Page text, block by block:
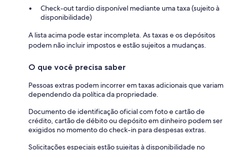
Check-out tardio disponível mediante uma taxa (sujeito à
disponibilidade)
A lista acima pode estar incompleta. As taxas e os depósitos
podem não incluir impostos e estão sujeitos a mudanças.
O que você precisa saber
Pessoas extras podem incorrer em taxas adicionais que variam
dependendo da política da propriedade.
Documento de identificação oficial com foto e cartão de
crédito, cartão de débito ou depósito em dinheiro podem ser
exigidos no momento do check-in para despesas extras.
Solicitações especiais estão sujeitas à disponibilidade no